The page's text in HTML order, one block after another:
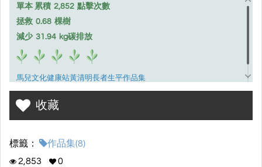
單本 累積 2,852 點擊次數
拯救 0.68 棵樹
減少 31.94 kg碳排放
馬兒文化健康站黃清明長者生平作品集
收藏
標籤：
作品集(8)
2,853
0